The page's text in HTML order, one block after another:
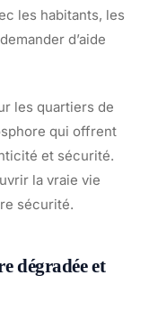
les habitants, les
d’aide
les quartiers de
qui offrent
et sécurité.
la vraie vie
sécurité.
dégradée et